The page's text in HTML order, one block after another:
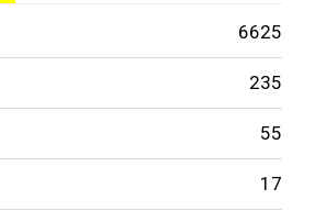
6625
235
55
17